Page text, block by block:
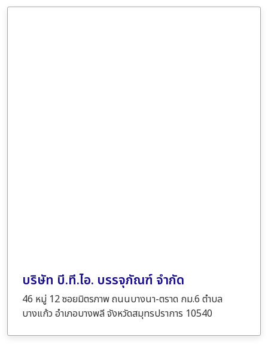
บริษัท บี.ที.ไอ. บรรจุภัณฑ์ จำกัด
46 หมู่ 12 ซอยมิตรภาพ ถนนบางนา-ตราด กม.6 ตำบล
บางแก้ว อำเภอบางพลี จังหวัดสมุทรปราการ 10540